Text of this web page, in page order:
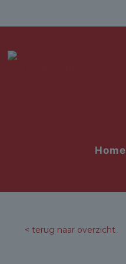
Home
< terug naar overzicht